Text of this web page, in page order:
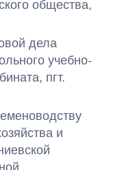
общества,
дела
учебно-
пгт.
и